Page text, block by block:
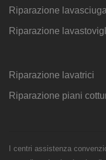
Riparazione lavasciuga
Riparazione
Riparazione lavatrici
Riparazione piani
I centri assistenza